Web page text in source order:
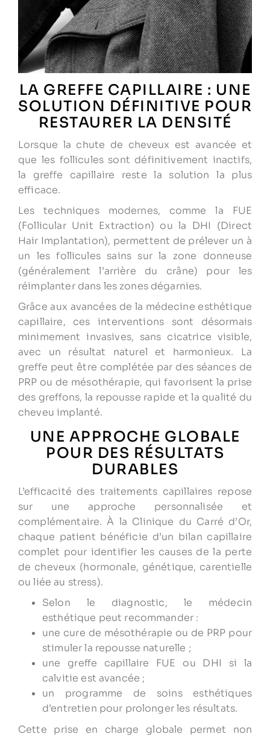
LA GREFFE CAPILLAIRE : UNE
SOLUTION DÉFINITIVE POUR
RESTAURER LA DENSITÉ
Lorsque la chute de cheveux est avancée et
que les follicules sont définitivement inactifs,
la greffe capillaire reste la solution la plus
efficace.
Les techniques modernes, comme la FUE
(Follicular Unit Extraction) ou la DHI (Direct
Hair Implantation), permettent de prélever un à
un les follicules sains sur la zone donneuse
(généralement l’arrière du crâne) pour les
réimplanter dans les zones dégarnies.
Grâce aux avancées de la médecine esthétique
capillaire, ces interventions sont désormais
minimement invasives, sans cicatrice visible,
avec un résultat naturel et harmonieux. La
greffe peut être complétée par des séances de
PRP ou de mésothérapie, qui favorisent la prise
des greffons, la repousse rapide et la qualité du
cheveu implanté.
UNE APPROCHE GLOBALE
POUR DES RÉSULTATS
DURABLES
L’efficacité des traitements capillaires repose
sur une approche personnalisée et
complémentaire. À la Clinique du Carré d’Or,
chaque patient bénéficie d’un bilan capillaire
complet pour identifier les causes de la perte
de cheveux (hormonale, génétique, carentielle
ou liée au stress).
Selon le diagnostic, le médecin
esthétique peut recommander :
une cure de mésothérapie ou de PRP pour
stimuler la repousse naturelle ;
une greffe capillaire FUE ou DHI si la
calvitie est avancée ;
un programme de soins esthétiques
d’entretien pour prolonger les résultats.
Cette prise en charge globale permet non